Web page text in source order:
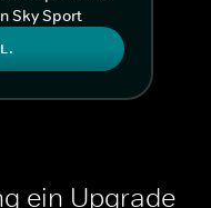
Sky Sport
ein Upgrade